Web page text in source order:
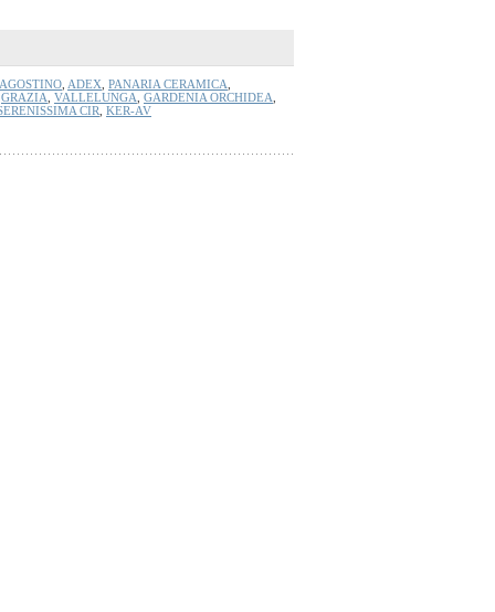
ADEX PANARIA CERAMICA
GRAZIA VALLELUNGA GARDENIA ORCHIDEA
CIR KER-AV